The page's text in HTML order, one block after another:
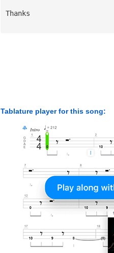
Thanks
Tablature player for this song: